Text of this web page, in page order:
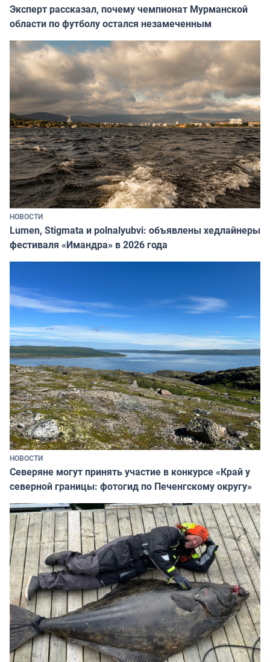
Эксперт рассказал, почему чемпионат Мурманской
области по футболу остался незамеченным
НОВОСТИ
Lumen, Stigmata и polnalyubvi: объявлены хедлайнеры
фестиваля «Имандра» в 2026 года
НОВОСТИ
Северяне могут принять участие в конкурсе «Край у
северной границы: фотогид по Печенгскому округу»